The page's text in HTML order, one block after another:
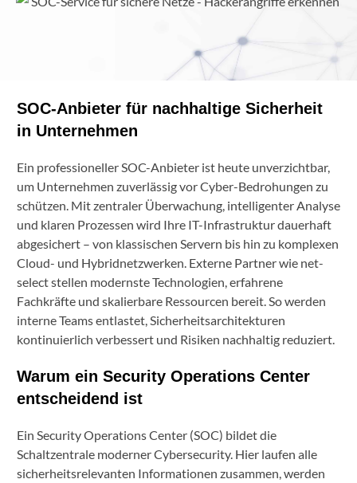
SOC-Anbieter für nachhaltige Sicherheit
in Unternehmen
Ein professioneller SOC-Anbieter ist heute unverzichtbar,
um Unternehmen zuverlässig vor Cyber-Bedrohungen zu
schützen. Mit zentraler Überwachung, intelligenter Analyse
und klaren Prozessen wird Ihre IT-Infrastruktur dauerhaft
abgesichert – von klassischen Servern bis hin zu komplexen
Cloud- und Hybridnetzwerken. Externe Partner wie net-
select stellen modernste Technologien, erfahrene
Fachkräfte und skalierbare Ressourcen bereit. So werden
interne Teams entlastet, Sicherheitsarchitekturen
kontinuierlich verbessert und Risiken nachhaltig reduziert.
Warum ein Security Operations Center
entscheidend ist
Ein Security Operations Center (SOC) bildet die
Schaltzentrale moderner Cybersecurity. Hier laufen alle
sicherheitsrelevanten Informationen zusammen, werden